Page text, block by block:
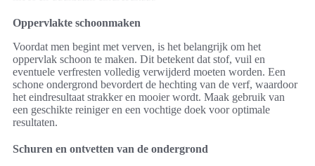
Oppervlakte schoonmaken
Voordat men begint met verven, is het belangrijk om het
oppervlak schoon te maken. Dit betekent dat stof, vuil en
eventuele verfresten volledig verwijderd moeten worden. Een
schone ondergrond bevordert de hechting van de verf, waardoor
het eindresultaat strakker en mooier wordt. Maak gebruik van
een geschikte reiniger en een vochtige doek voor optimale
resultaten.
Schuren en ontvetten van de ondergrond